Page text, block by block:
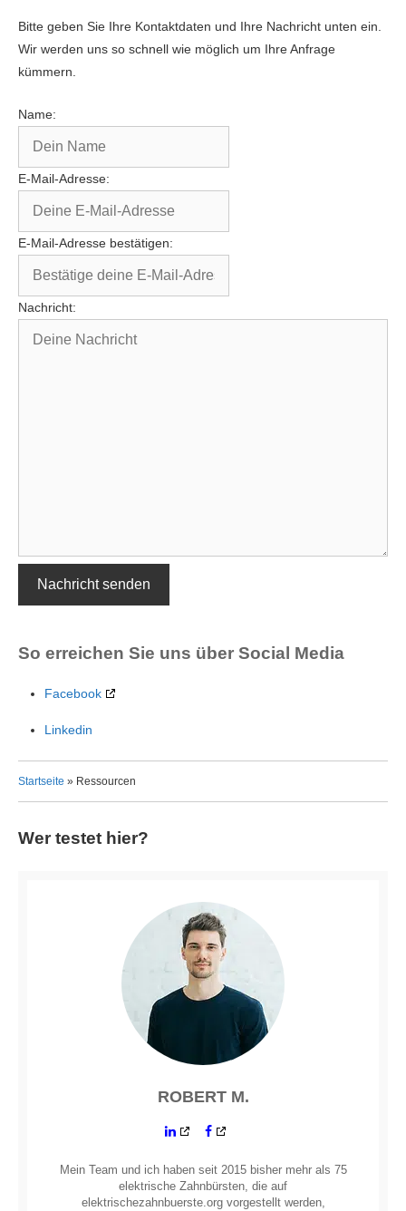
Bitte geben Sie Ihre Kontaktdaten und Ihre Nachricht unten ein.
Wir werden uns so schnell wie möglich um Ihre Anfrage
kümmern.
Name:
E-Mail-Adresse:
E-Mail-Adresse bestätigen:
Nachricht:
So erreichen Sie uns über Social Media
Facebook
Linkedin
Startseite » Ressourcen
Wer testet hier?
ROBERT M.
Mein Team und ich haben seit 2015 bisher mehr als 75
elektrische Zahnbürsten, die auf
elektrischezahnbuerste.org vorgestellt werden,